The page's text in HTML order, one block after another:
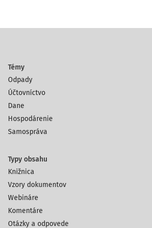
Témy
Odpady
Účtovníctvo
Dane
Hospodárenie
Samospráva
Typy obsahu
Knižnica
Vzory dokumentov
Webináre
Komentáre
Otázky a odpovede